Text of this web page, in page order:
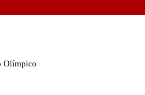
Olímpico